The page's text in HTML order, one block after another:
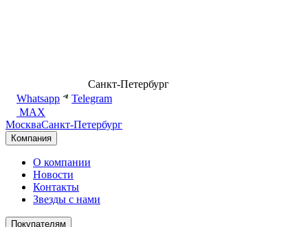
Санкт-Петербург
Whatsapp
Telegram
MAX
МоскваСанкт-Петербург
Компания
О компании
Новости
Контакты
Звезды с нами
Покупателям